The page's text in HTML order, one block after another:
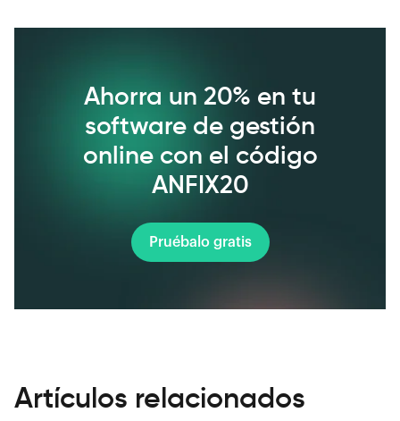
Ahorra un 20% en tu
software de gestión
online con el código
ANFIX20
Pruébalo gratis
Artículos relacionados